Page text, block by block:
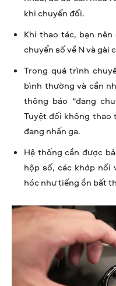
khi chuyển đổi.
Khi thao tác, bạn
chuyển số về N và gài
Trong quá trình
bình thường và cần
thông báo “đang
Tuyệt đối không thao
đang nhấn ga.
Hệ thống cần được
hộp số, các khớp nối
hóc như tiếng ồn bất